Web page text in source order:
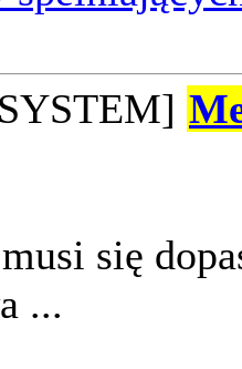
się
...